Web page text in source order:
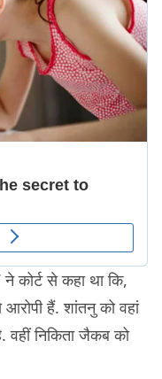
ने कोर्ट से कहा था कि,
हैं. शांतनु को वहां
वहीं निकिता जैकब को